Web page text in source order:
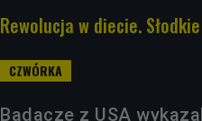
Rewolucja w diecie.
Badacze z USA